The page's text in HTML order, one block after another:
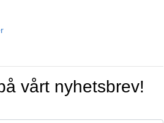
vårt nyhetsbrev!